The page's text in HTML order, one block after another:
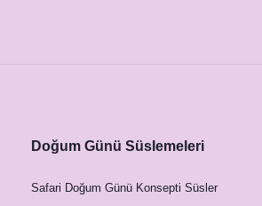
Doğum Günü Süslemeleri
Safari Doğum Günü Konsepti Süsler